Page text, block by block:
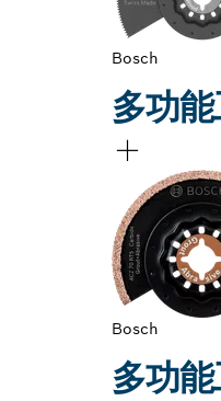
Bosch
多功
Bosch
多功